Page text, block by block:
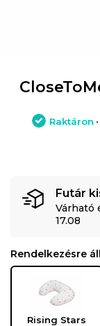
Raktáron
Futár
Várható
17.08
Rendelkezésre
Rising Stars